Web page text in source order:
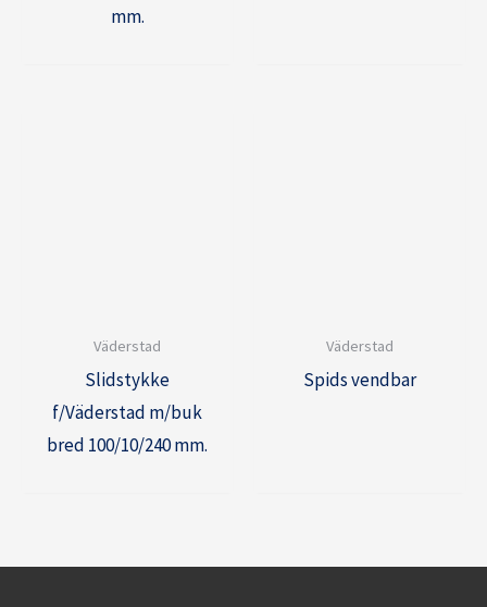
mm.
Väderstad
Slidstykke
f/Väderstad m/buk
bred 100/10/240 mm.
Väderstad
Spids vendbar